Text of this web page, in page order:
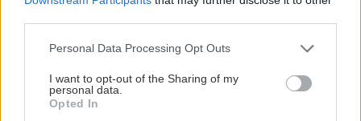
Please note that this website/app uses one or more Google
not limited to your visit or usage behaviour. You may click to
grant or deny consent to Google and its third-party tags to
use your data for below specified purposes in below Google
Personal Data Processing Opt Outs
I want to opt-out of the Sharing of my
personal data.
Opted In